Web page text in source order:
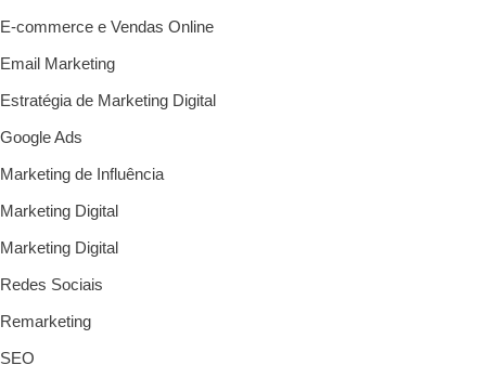
E-commerce e Vendas Online
Email Marketing
Estratégia de Marketing Digital
Google Ads
Marketing de Influência
Marketing Digital
Marketing Digital
Redes Sociais
Remarketing
SEO